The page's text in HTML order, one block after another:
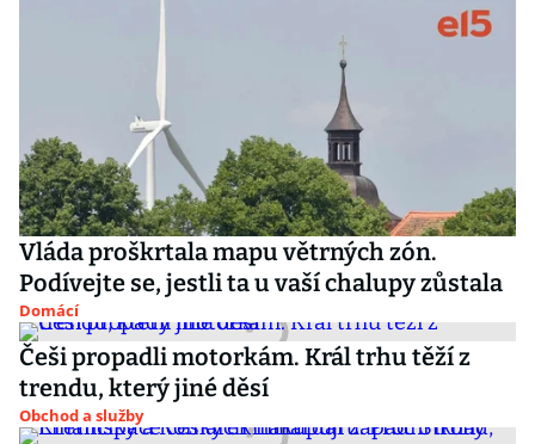
Vláda proškrtala mapu větrných zón.
Podívejte se, jestli ta u vaší chalupy zůstala
Domácí
Češi propadli motorkám. Král trhu těží z
trendu, který jiné děsí
Obchod a služby